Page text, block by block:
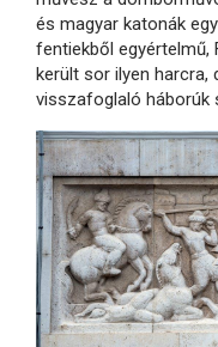
és magyar katonák
fentiekből egyértelmű,
került sor ilyen harcra,
visszafoglaló háborúk